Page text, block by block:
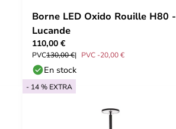
Borne LED Oxido Rouille H80 -
Lucande
110,00 €
PVC130,00 € PVC -20,00 €
En stock
- 14 % EXTRA